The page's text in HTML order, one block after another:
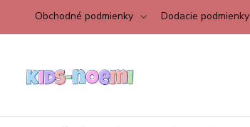
Obchodné podmienky Dodacie podmienky